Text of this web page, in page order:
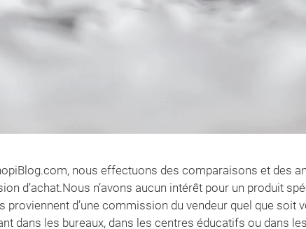
nous effectuons des comparaisons et des
d’achat.Nous n’avons aucun intérêt pour un produit
proviennent d’une commission du vendeur quel que soit
dans les bureaux, dans les centres éducatifs ou dans